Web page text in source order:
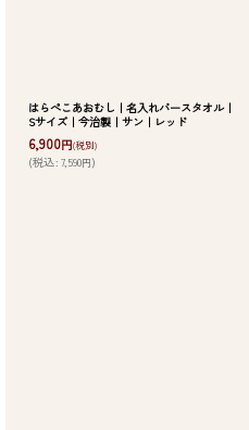
はらぺこあおむし｜名入れバースタオル｜
Sサイズ｜今治製｜サン｜レッド
6,900円(税別)
(税込: 7,590円)